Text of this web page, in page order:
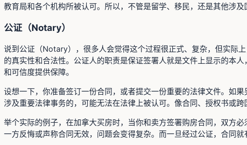
教育局和各个机构所被认可。所以，不管是留学、移民，还是其他涉
公证（Notary）
说到公证（Notary），很多人会觉得这个过程很正式、复杂，但实际
的真实性和合法性。公证人的职责是保证签署人就是文件上显示的本
和可信度提供保障。
设想一下，你准备签订一份合同，或者提交一份重要的法律文件。如
涉及重要法律事务的，可能无法在法律上被认可。像合同、授权书或
举个实际的例子，在加拿大买房时，当你和卖方签署购房合同，双方
一方反悔或声称合同无效，问题会变得复杂。而一旦经过公证，合同就